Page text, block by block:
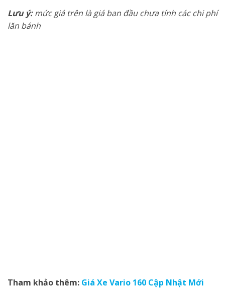
Lưu ý:mức giá trên là giá ban đầu chưa tính các chi phí
lăn bánh
Tham khảo thêm: Giá Xe Vario 160 Cập Nhật Mới